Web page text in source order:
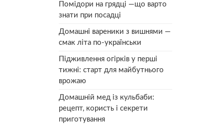
Помідори на грядці —що варто
знати при посадці
Домашні вареники з вишнями —
смак літа по-українськи
Підживлення огірків у перші
тижні: старт для майбутнього
врожаю
Домашній мед із кульбаби:
рецепт, користь і секрети
приготування